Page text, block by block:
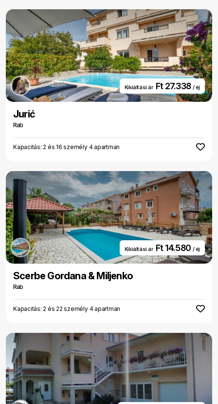
Kikiáltási ár Ft 27.338 / éj
Jurić
Rab
Kapacitás: 2 és 16 személy 4 apartman
Kikiáltási ár Ft 14.580 / éj
Scerbe Gordana & Miljenko
Rab
Kapacitás: 2 és 22 személy 4 apartman